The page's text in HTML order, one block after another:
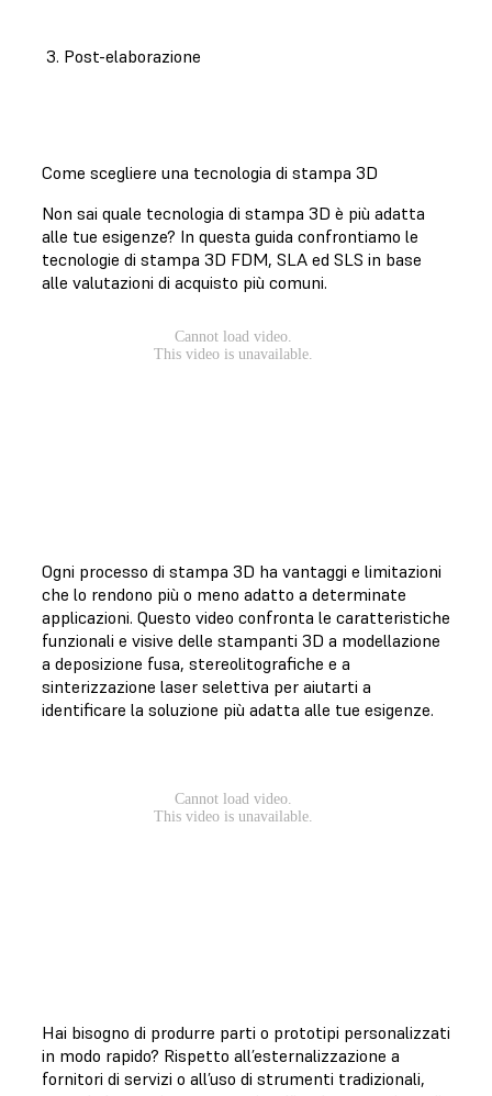
3. Post-elaborazione
Come scegliere una tecnologia di stampa 3D
Non sai quale tecnologia di stampa 3D è più adatta
alle tue esigenze? In questa guida confrontiamo le
tecnologie di stampa 3D FDM, SLA ed SLS in base
alle valutazioni di acquisto più comuni.
Ogni processo di stampa 3D ha vantaggi e limitazioni
che lo rendono più o meno adatto a determinate
applicazioni. Questo video confronta le caratteristiche
funzionali e visive delle stampanti 3D a modellazione
a deposizione fusa, stereolitografiche e a
sinterizzazione laser selettiva per aiutarti a
identificare la soluzione più adatta alle tue esigenze.
Hai bisogno di produrre parti o prototipi personalizzati
in modo rapido? Rispetto all’esternalizzazione a
fornitori di servizi o all’uso di strumenti tradizionali,